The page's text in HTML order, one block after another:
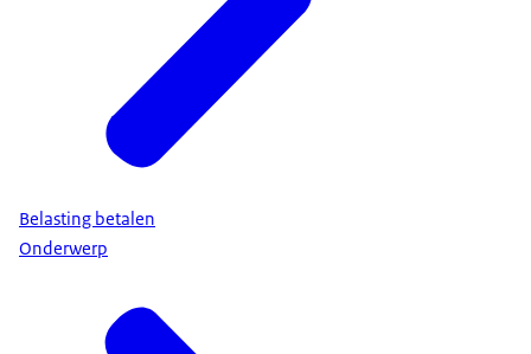
Belasting betalen
Onderwerp